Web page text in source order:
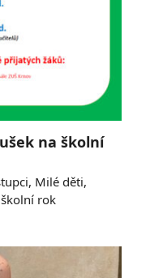
na školní
Milé děti,
rok